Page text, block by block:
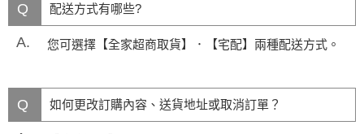
Q 配送方式有哪些?
A. 您可選擇【全家超商取貨】．【宅配】兩種配送方式。
Q 如何更改訂購內容、送貨地址或取消訂單？